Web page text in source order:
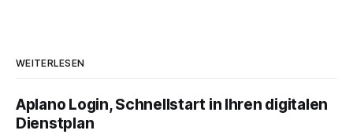
WEITERLESEN
Aplano Login, Schnellstart in Ihren digitalen
Dienstplan